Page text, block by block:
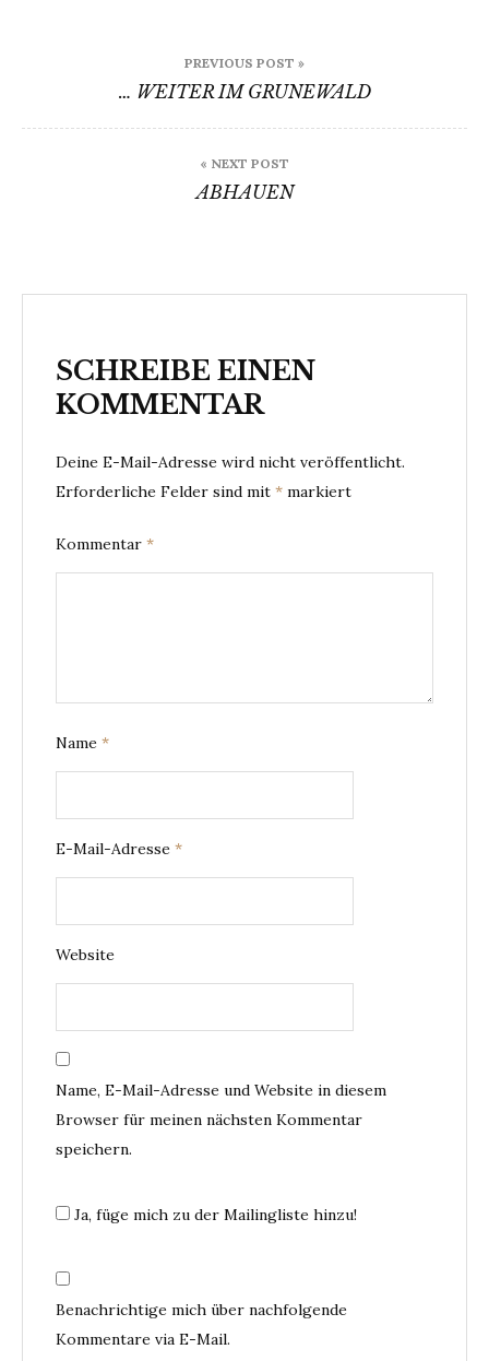
PREVIOUS POST »
… WEITER IM GRUNEWALD
« NEXT POST
ABHAUEN
SCHREIBE EINEN
KOMMENTAR
Deine E-Mail-Adresse wird nicht veröffentlicht.
Erforderliche Felder sind mit * markiert
Kommentar *
Name *
E-Mail-Adresse *
Website
Name, E-Mail-Adresse und Website in diesem
Browser für meinen nächsten Kommentar
speichern.
Ja, füge mich zu der Mailingliste hinzu!
Benachrichtige mich über nachfolgende
Kommentare via E-Mail.